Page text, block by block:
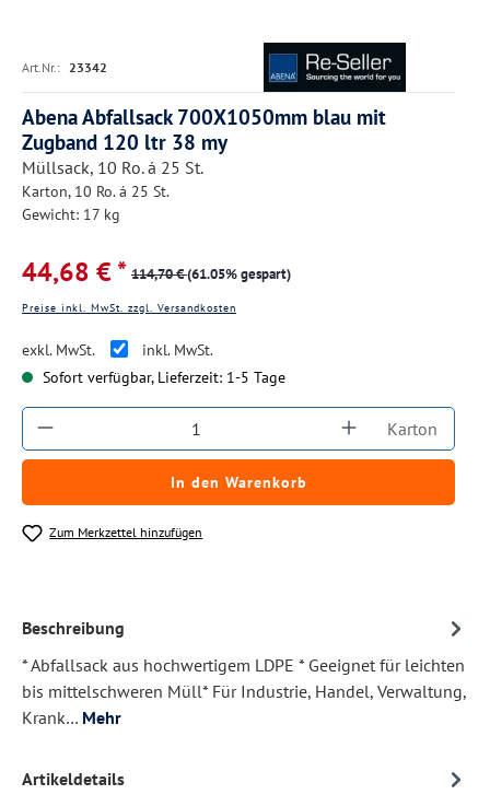
Art.Nr.: 23342
Abena Abfallsack 700X1050mm blau mit
Zugband 120 ltr 38 my
Müllsack, 10 Ro. á 25 St.
Karton, 10 Ro. á 25 St.
Gewicht: 17 kg
44,68 € * 114,70 €(61.05% gespart)
Preise inkl. MwSt. zzgl. Versandkosten
exkl. MwSt.
inkl. MwSt.
Sofort verfügbar, Lieferzeit: 1-5 Tage
Produkt Anzahl: Gib den gewünschten
Karton
In den Warenkorb
Zum Merkzettel hinzufügen
Beschreibung
* Abfallsack aus hochwertigem LDPE * Geeignet für leichten
bis mittelschweren Müll* Für Industrie, Handel, Verwaltung,
Krank… Mehr
Artikeldetails